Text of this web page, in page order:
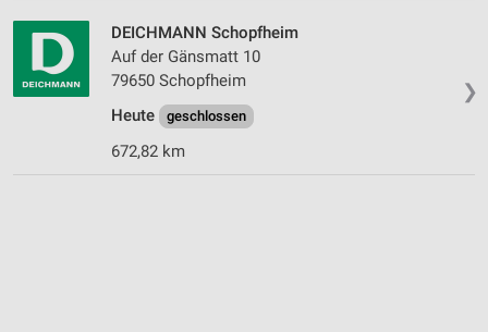
❯
DEICHMANN Schopfheim
Auf der Gänsmatt 10
79650 Schopfheim
Heute
geschlossen
672,82 km